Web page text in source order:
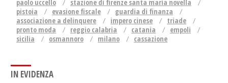
paolo uccello
stazione di firenze santa maria novella
pistoia
evasione fiscale
guardia di finanza
associazione a delinquere
impero cinese
triade
pronto moda
reggio calabria catania
empoli
sicilia
osmannoro milano cassazione
IN EVIDENZA